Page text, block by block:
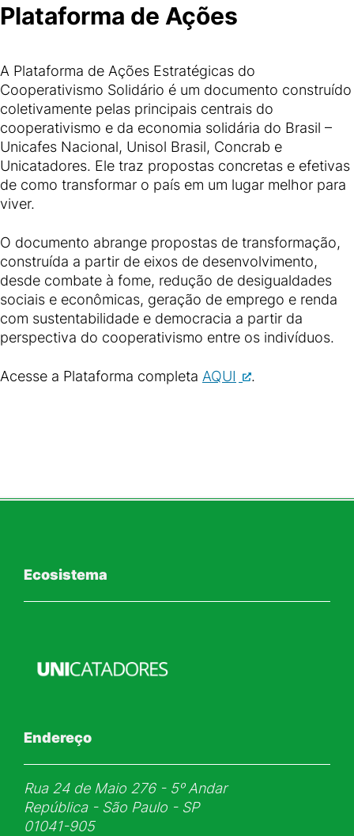
Plataforma de Ações
A Plataforma de Ações Estratégicas do
Cooperativismo Solidário é um documento construído
coletivamente pelas principais centrais do
cooperativismo e da economia solidária do Brasil –
Unicafes Nacional, Unisol Brasil, Concrab e
Unicatadores. Ele traz propostas concretas e efetivas
de como transformar o país em um lugar melhor para
viver.
O documento abrange propostas de transformação,
construída a partir de eixos de desenvolvimento,
desde combate à fome, redução de desigualdades
sociais e econômicas, geração de emprego e renda
com sustentabilidade e democracia a partir da
perspectiva do cooperativismo entre os indivíduos.
Acesse a Plataforma completa AQUI .
Ecosistema
Endereço
Rua 24 de Maio 276 - 5ᵒ Andar
República - São Paulo - SP
01041-905